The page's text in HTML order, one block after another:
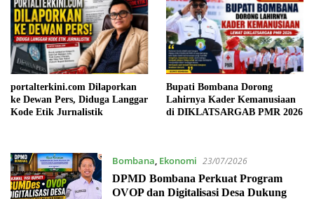
portalterkini.com Dilaporkan
ke Dewan Pers, Diduga Langgar
Kode Etik Jurnalistik
Bupati Bombana Dorong
Lahirnya Kader Kemanusiaan
di DIKLATSARGAB PMR 2026
Bombana, Ekonomi 23/07/2026
DPMD Bombana Perkuat Program
OVOP dan Digitalisasi Desa Dukung